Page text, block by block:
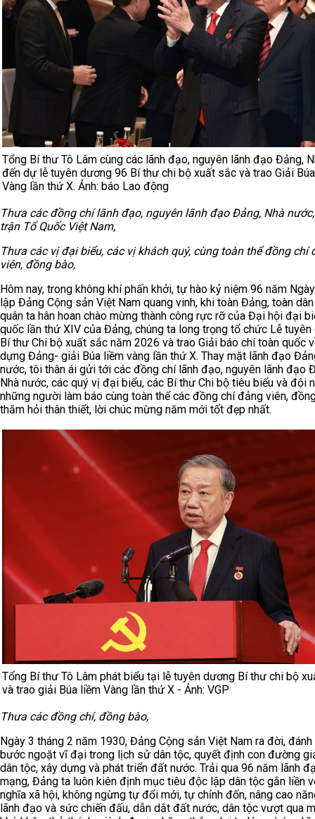
Tổng Bí thư Tô Lâm cùng các lãnh đạo, nguyên lãnh đạo Đảng,
đến dự lễ tuyên dương 96 Bí thư chi bộ xuất sắc và trao Giải
Vàng lần thứ X. Ảnh: báo Lao động
Thưa các đồng chí lãnh đạo, nguyên lãnh đạo Đảng, Nhà
trận Tổ Quốc Việt Nam,
Thưa các vị đại biểu, các vị khách quý, cùng toàn thể đồng chí
viên, đồng bào,
Hôm nay, trong không khí phấn khởi, tự hào kỷ niệm 96 năm
lập Đảng Cộng sản Việt Nam quang vinh, khi toàn Đảng, toàn
quân ta hân hoan chào mừng thành công rực rỡ của Đại hội đại
quốc lần thứ XIV của Đảng, chúng ta long trọng tổ chức Lễ
Bí thư Chi bộ xuất sắc năm 2026 và trao Giải báo chí toàn quốc
dựng Đảng- giải Búa liềm vàng lần thứ X. Thay mặt lãnh đạo
nước, tôi thân ái gửi tới các đồng chí lãnh đạo, nguyên lãnh đạo
Nhà nước, các quý vị đại biểu, các Bí thư Chi bộ tiêu biểu và đội
những người làm báo cùng toàn thể các đồng chí đảng viên,
thăm hỏi thân thiết, lời chúc mừng năm mới tốt đẹp nhất.
Tổng Bí thư Tô Lâm phát biểu tại lễ tuyên dương Bí thư chi bộ
và trao giải Búa liềm Vàng lần thứ X - Ảnh: VGP
Thưa các đồng chí, đồng bào,
Ngày 3 tháng 2 năm 1930, Đảng Cộng sản Việt Nam ra đời,
bước ngoặt vĩ đại trong lịch sử dân tộc, quyết định con đường
dân tộc, xây dựng và phát triển đất nước. Trải qua 96 năm lãnh
mạng, Đảng ta luôn kiên định mục tiêu độc lập dân tộc gắn liền
nghĩa xã hội, không ngừng tự đổi mới, tự chỉnh đốn, nâng cao
lãnh đạo và sức chiến đấu, dẫn dắt đất nước, dân tộc vượt qua